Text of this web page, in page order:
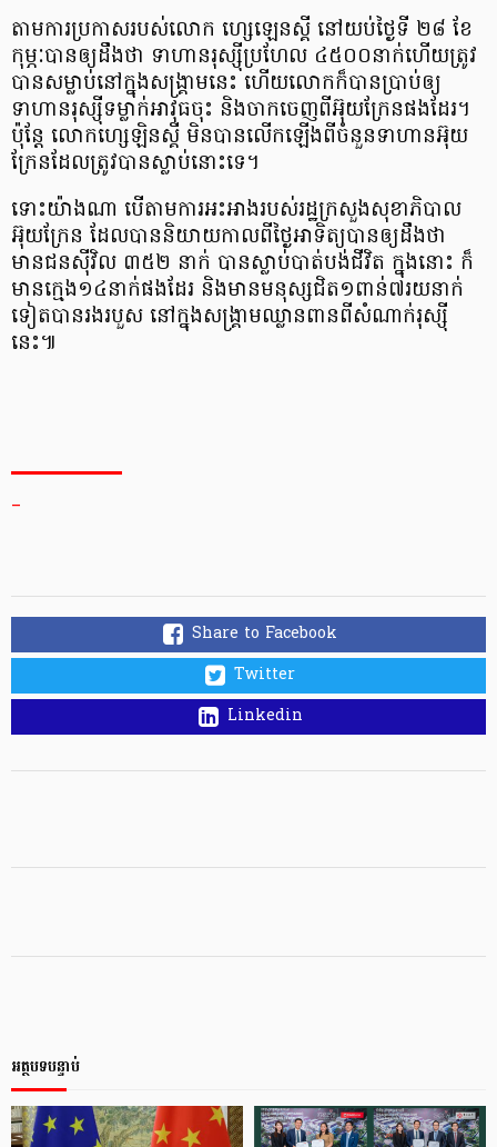
តាមការប្រកាសរបស់លោក ហ្សេឡេនស្គី នៅយប់ថ្ងៃទី ២៨ ខែ
កុម្ភៈបានឲ្យដឹងថា ទាហានរុស្ស៊ីប្រហែល ៤៥០០នាក់ហើយត្រូវ
បានសម្លាប់នៅក្នុងសង្គ្រាមនេះ ហើយលោកក៏បានប្រាប់ឲ្យ
ទាហានរុស្ស៊ីទម្លាក់អាវុធចុះ និងចាកចេញពីអ៊ុយក្រែនផងដែរ។
ប៉ុន្ដែ លោកហ្សេឡិនស្គី មិនបានលើកឡើងពីចំនួនទាហានអ៊ុយ
ក្រែនដែលត្រូវបានស្លាប់នោះទេ។
ទោះយ៉ាងណា បើតាមការអះអាងរបស់រដ្ឋក្រសួងសុខាភិបាល
អ៊ុយក្រែន ដែលបាននិយាយកាលពីថ្ងៃអាទិត្យបានឲ្យដឹងថា
មានជនស៊ីវិល ៣៥២ នាក់ បានស្លាប់បាត់បង់ជីវិត ក្នុងនោះ ក៏
មានក្មេង១៤នាក់ផងដែរ និងមានមនុស្សជិត១ពាន់៧រយនាក់
ទៀតបានរងរបួស នៅក្នុងសង្គ្រាមឈ្លានពានពីសំណាក់រុស្ស៊ី
នេះ៕
_
Share to Facebook
Twitter
Linkedin
អត្ថបទបន្ទាប់